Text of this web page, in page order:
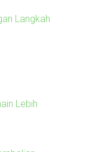
Langkah
Lebih